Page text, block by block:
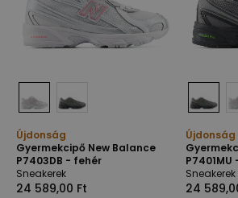
Újdonság
Gyermekcipő New Balance
P7403DB - fehér
Sneakerek
24 589,00 Ft
Újdonság
P7401MU
Sneakerek
24